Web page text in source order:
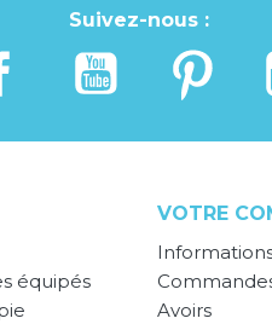
Suivez-nous :
équipés
VOTRE
Avoirs